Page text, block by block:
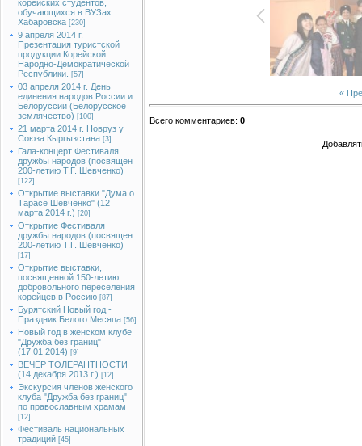
корейских студентов,
обучающихся в ВУЗах
Хабаровска [230]
9 апреля 2014 г.
Презентация туристской
продукции Корейской
Народно-Демократической
Республики.
[57]
03 апреля 2014 г. День
единения народов России и
Белоруссии (Белорусское
землячество) [100]
21 марта 2014 г. Новруз у
Союза Кыргызстана [3]
Гала-концерт Фестиваля
дружбы народов (посвящен
200-летию Т.Г. Шевченко)
[122]
Открытие выставки "Дума о
Тарасе Шевченко" (12
марта 2014 г.) [20]
Открытие Фестиваля
дружбы народов (посвящен
200-летию Т.Г. Шевченко)
[17]
Открытие выставки,
посвященной 150-летию
добровольного переселения
корейцев в Россию [87]
Бурятский Новый год -
Праздник Белого Месяца [56]
Новый год в женском клубе
"Дружба без границ"
(17.01.2014) [9]
ВЕЧЕР ТОЛЕРАНТНОСТИ
(14 декабря 2013 г.) [12]
Экскурсия членов женского
клуба "Дружба без границ"
по православным храмам
[12]
Фестиваль национальных
традиций [45]
«
Всего комментариев: 0